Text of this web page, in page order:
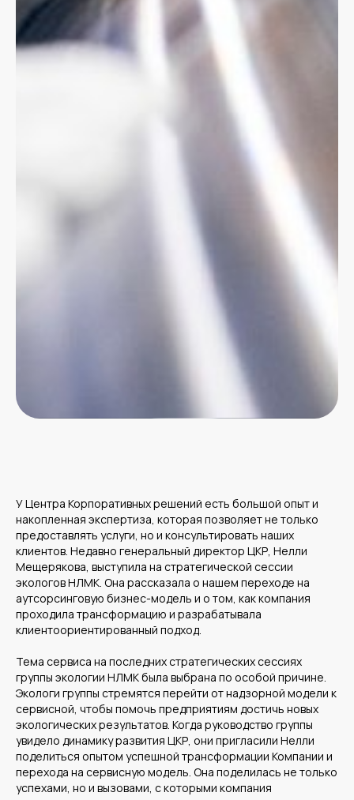
У Центра Корпоративных решений есть большой опыт и
накопленная экспертиза, которая позволяет не только
предоставлять услуги, но и консультировать наших
клиентов. Недавно генеральный директор ЦКР, Нелли
Мещерякова, выступила на стратегической сессии
экологов НЛМК. Она рассказала о нашем переходе на
аутсорсинговую бизнес-модель и о том, как компания
проходила трансформацию и разрабатывала
клиентоориентированный подход.
Тема сервиса на последних стратегических сессиях
группы экологии НЛМК была выбрана по особой причине.
Экологи группы стремятся перейти от надзорной модели к
сервисной, чтобы помочь предприятиям достичь новых
экологических результатов. Когда руководство группы
увидело динамику развития ЦКР, они пригласили Нелли
поделиться опытом успешной трансформации Компании и
перехода на сервисную модель. Она поделилась не только
успехами, но и вызовами, с которыми компания
Среднему бизнесу
Крупному бизнесу